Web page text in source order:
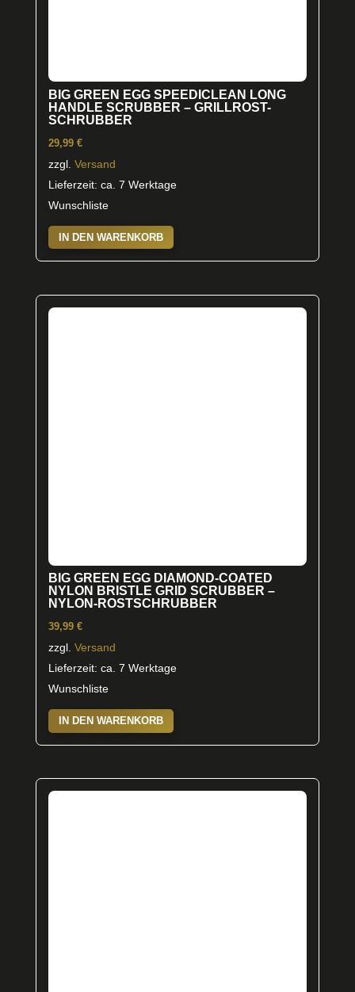
BIG GREEN EGG SPEEDICLEAN LONG
HANDLE SCRUBBER – GRILLROST-
SCHRUBBER
29,99 €
zzgl. Versand
Lieferzeit: ca. 7 Werktage
Wunschliste
IN DEN WARENKORB
BIG GREEN EGG DIAMOND-COATED
NYLON BRISTLE GRID SCRUBBER –
NYLON-ROSTSCHRUBBER
39,99 €
zzgl. Versand
Lieferzeit: ca. 7 Werktage
Wunschliste
IN DEN WARENKORB